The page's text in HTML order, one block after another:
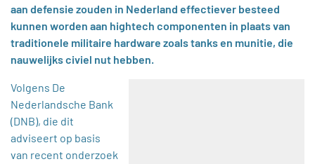
aan defensie zouden in Nederland effectiever besteed
kunnen worden aan hightech componenten in plaats van
traditionele militaire hardware zoals tanks en munitie, die
nauwelijks civiel nut hebben.
Volgens De
Nederlandsche Bank
(DNB), die dit
adviseert op basis
van recent onderzoek